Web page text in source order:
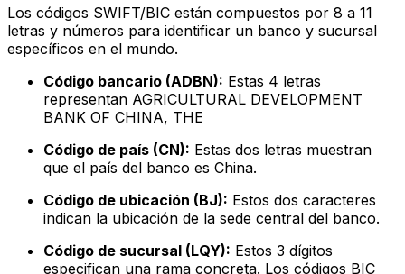
Los códigos SWIFT/BIC están compuestos por 8 a 11
letras y números para identificar un banco y sucursal
específicos en el mundo.
Código bancario (ADBN): Estas 4 letras
representan AGRICULTURAL DEVELOPMENT
BANK OF CHINA, THE
Código de país (CN): Estas dos letras muestran
que el país del banco es China.
Código de ubicación (BJ): Estos dos caracteres
indican la ubicación de la sede central del banco.
Código de sucursal (LQY): Estos 3 dígitos
especifican una rama concreta. Los códigos BIC